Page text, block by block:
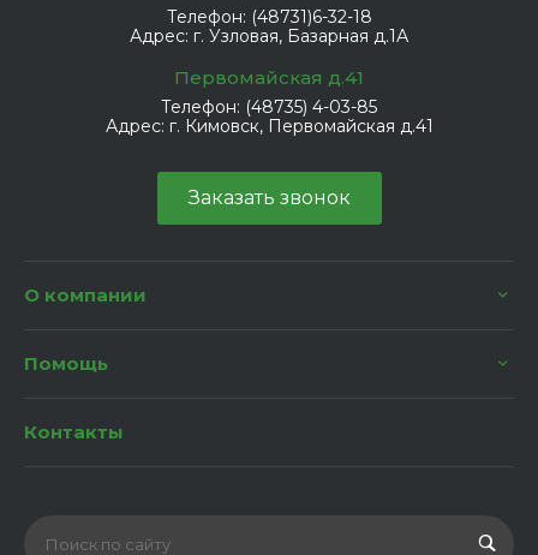
Телефон: (48731)6-32-18
Адрес: г. Узловая, Базарная д.1А
Первомайская д.41
Телефон: (48735) 4-03-85
Адрес: г. Кимовск, Первомайская д.41
Заказать звонок
О компании
Помощь
Контакты